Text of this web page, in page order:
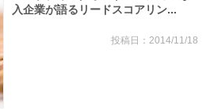
入企業が語るリードスコアリン...
2014/11/18